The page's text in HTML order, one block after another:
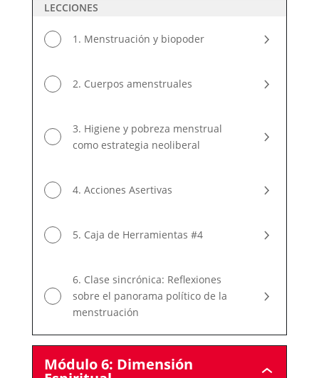
LECCIONES
1. Menstruación y biopoder
2. Cuerpos amenstruales
3. Higiene y pobreza menstrual
como estrategia neoliberal
4. Acciones Asertivas
5. Caja de Herramientas #4
6. Clase sincrónica: Reflexiones
sobre el panorama político de la
menstruación
Módulo 6: Dimensión
Módulo